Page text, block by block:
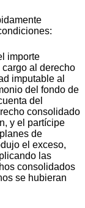
importe
al derecho
imputable al
del fondo de
del
consolidado
y el partícipe
de
el exceso,
las
consolidados
se hubieran